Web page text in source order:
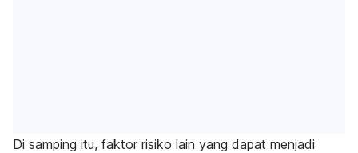
Di samping itu, faktor risiko lain yang dapat menjadi